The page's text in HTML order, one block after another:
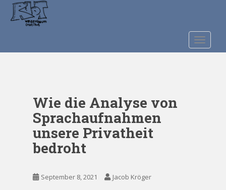
t
Wie die Analyse von
Sprachaufnahmen
unsere Privatheit
bedroht
September 8, 2021 Jacob Kröger